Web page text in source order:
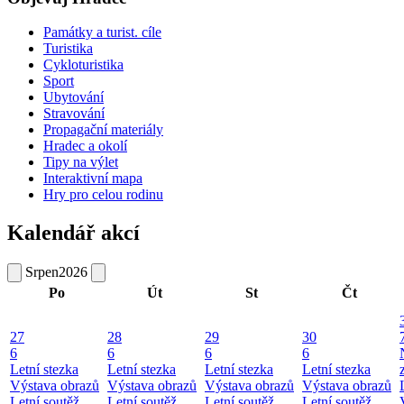
Památky a turist. cíle
Turistika
Cykloturistika
Sport
Ubytování
Stravování
Propagační materiály
Hradec a okolí
Tipy na výlet
Interaktivní mapa
Hry pro celou rodinu
Kalendář akcí
Srpen2026
Po
Út St Čt
27
6
Letní stezka
Výstava obrazů
28
6
Letní stezka
Výstava obrazů
29
6
Letní stezka
Výstava obrazů
30
6
Letní stezka
Výstava obrazů